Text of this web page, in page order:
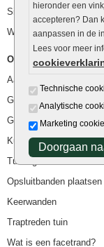
hieronder een
accepteren? Dan
aanpassen in de
Lees voor meer
Technische
Analytische
Marketing
Doorgaan
Siergrind en siersplit
Waterafvoer
Overig
Aanbiedingen
Goedkope bestrating
Goedkope tuintegels
Kunstgras
Tuintegels outlet
Opsluitbanden plaatsen
Keerwanden
Traptreden tuin
Wat is een facetrand?